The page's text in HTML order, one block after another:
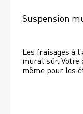
Suspension
Les fraisages à
mural sûr. Votre
même pour les